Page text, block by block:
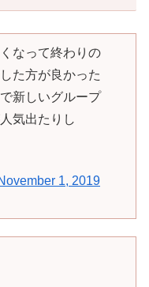
なって終わりの
た方が良かった
新しいグループ
気出たりし
1, 2019